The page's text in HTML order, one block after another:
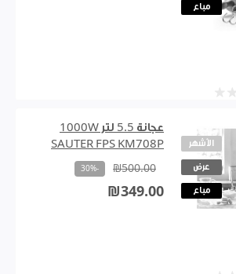
مباع
الأشهر
عرض
مباع
عجانة 5.5 لتر 1000W
SAUTER FPS KM708P
₪500.00
-30%
₪349.00